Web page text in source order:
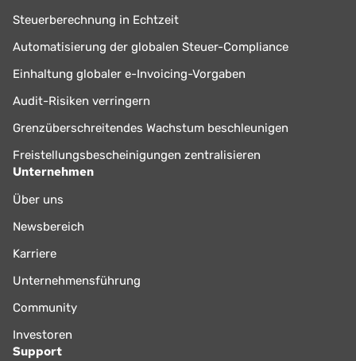
Steuerberechnung in Echtzeit
Automatisierung der globalen Steuer-Compliance
Einhaltung globaler e-Invoicing-Vorgaben
Audit-Risiken verringern
Grenzüberschreitendes Wachstum beschleunigen
Freistellungsbescheinigungen zentralisieren
Unternehmen
Über uns
Newsbereich
Karriere
Unternehmensführung
Community
Investoren
Support